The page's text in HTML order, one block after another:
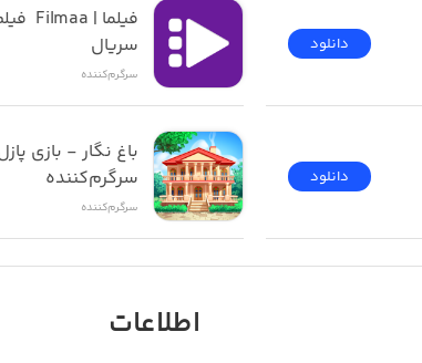
دانلود
دانلود
سریال
سرگرم‌کننده
سرگرم‌کننده
سرگرم‌کننده
اطلاعات